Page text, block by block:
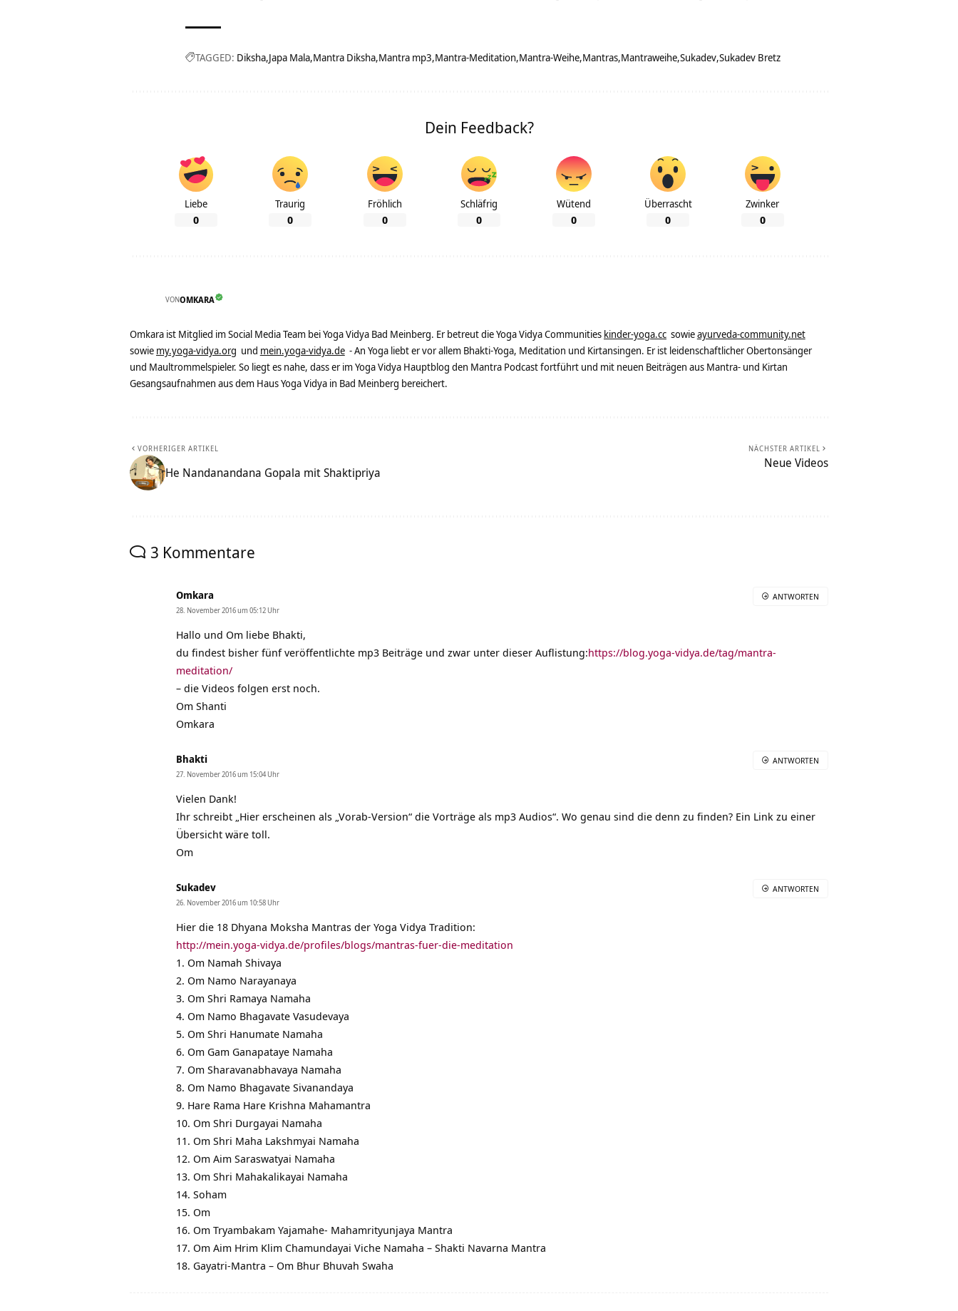
TAGGED: Diksha Japa Mala Mantra Diksha Mantra mp3 Mantra-Meditation Mantra-Weihe Mantras Mantraweihe Sukadev Sukadev Bretz
Dein Feedback?
Liebe
0
Traurig
0
Fröhlich
0
Schläfrig
0
Wütend
0
Überrascht
0
Zwinker
0
VONOMKARA
Omkara ist Mitglied im Social Media Team bei Yoga Vidya Bad Meinberg. Er betreut die Yoga Vidya Communities kinder-yoga.cc sowieayurveda-community.net
sowie my.yoga-vidya.org und mein.yoga-vidya.de - An Yoga liebt er vor allem Bhakti-Yoga, Meditation und Kirtansingen. Er ist leidenschaftlicher Obertonsänger
und Maultrommelspieler. So liegt es nahe, dass er im Yoga Vidya Hauptblog den Mantra Podcast fortführt und mit neuen Beiträgen aus Mantra- und Kirtan
Gesangsaufnahmen aus dem Haus Yoga Vidya in Bad Meinberg bereichert.
VORHERIGER ARTIKEL
He Nandanandana Gopala mit Shaktipriya
NÄCHSTER ARTIKEL
Neue Videos
3 Kommentare
Omkara
28. November 2016 um 05:12 Uhr
Hallo und Om liebe Bhakti,
du findest bisher fünf veröffentlichte mp3 Beiträge und zwar unter dieser Auflistung:https://blog.yoga-vidya.de/tag/mantra-
meditation/
– die Videos folgen erst noch.
Om Shanti
Omkara
ANTWORTEN
Bhakti
27. November 2016 um 15:04 Uhr
Vielen Dank!
Ihr schreibt „Hier erscheinen als „Vorab-Version“ die Vorträge als mp3 Audios“. Wo genau sind die denn zu finden? Ein Link zu einer
Übersicht wäre toll.
Om
ANTWORTEN
Sukadev
26. November 2016 um 10:58 Uhr
Hier die 18 Dhyana Moksha Mantras der Yoga Vidya Tradition:
http://mein.yoga-vidya.de/profiles/blogs/mantras-fuer-die-meditation
1. Om Namah Shivaya
2. Om Namo Narayanaya
3. Om Shri Ramaya Namaha
4. Om Namo Bhagavate Vasudevaya
5. Om Shri Hanumate Namaha
6. Om Gam Ganapataye Namaha
7. Om Sharavanabhavaya Namaha
8. Om Namo Bhagavate Sivanandaya
9. Hare Rama Hare Krishna Mahamantra
10. Om Shri Durgayai Namaha
11. Om Shri Maha Lakshmyai Namaha
12. Om Aim Saraswatyai Namaha
13. Om Shri Mahakalikayai Namaha
14. Soham
15. Om
16. Om Tryambakam Yajamahe- Mahamrityunjaya Mantra
17. Om Aim Hrim Klim Chamundayai Viche Namaha – Shakti Navarna Mantra
18. Gayatri-Mantra – Om Bhur Bhuvah Swaha
ANTWORTEN